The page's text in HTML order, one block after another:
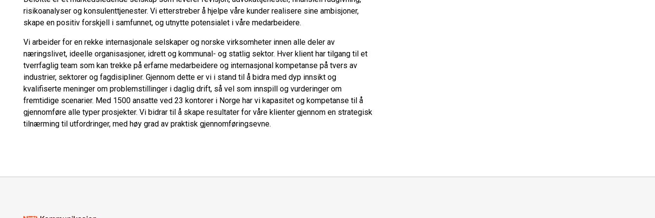
risikoanalyser og konsulenttjenester. Vi etterstreber å hjelpe våre kunder realisere sine ambisjoner,
skape en positiv forskjell i samfunnet, og utnytte potensialet i våre medarbeidere.
Vi arbeider for en rekke internasjonale selskaper og norske virksomheter innen alle deler av
næringslivet, ideelle organisasjoner, idrett og kommunal- og statlig sektor. Hver klient har tilgang til et
tverrfaglig team som kan trekke på erfarne medarbeidere og internasjonal kompetanse på tvers av
industrier, sektorer og fagdisipliner. Gjennom dette er vi i stand til å bidra med dyp innsikt og
kvalifiserte meninger om problemstillinger i daglig drift, så vel som innspill og vurderinger om
fremtidige scenarier. Med 1500 ansatte ved 23 kontorer i Norge har vi kapasitet og kompetanse til å
gjennomføre alle typer prosjekter. Vi bidrar til å skape resultater for våre klienter gjennom en strategisk
tilnærming til utfordringer, med høy grad av praktisk gjennomføringsevne.